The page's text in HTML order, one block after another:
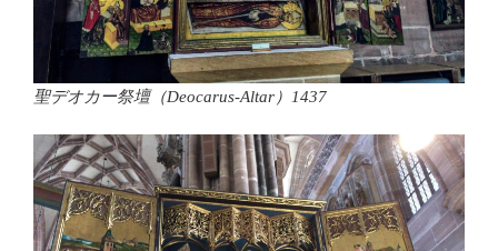
聖デオカー祭壇（Deocarus-Altar）1437